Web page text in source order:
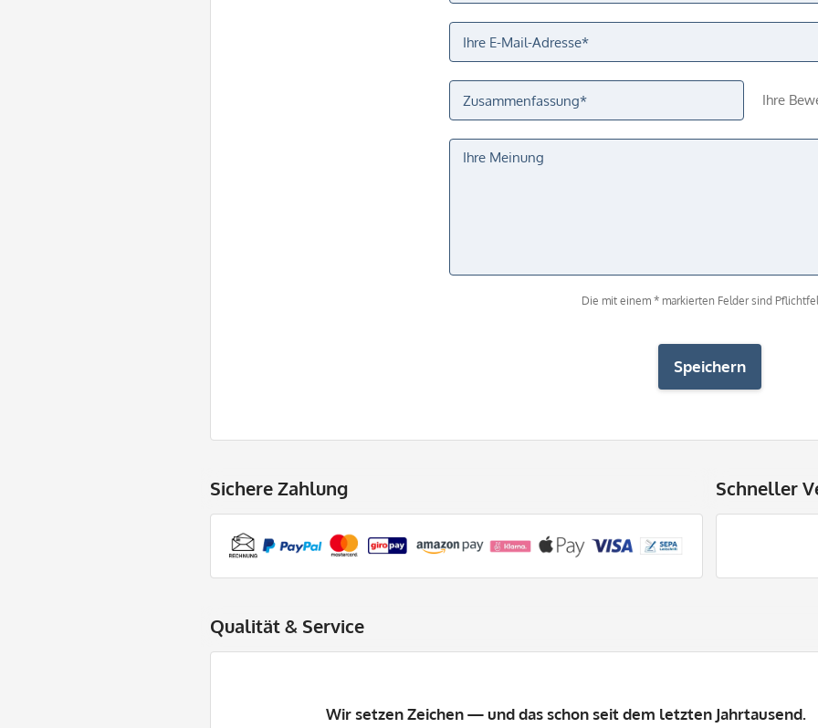
Ihre
Die mit einem * markierten Felder sind
Speichern
Sichere Zahlung Schneller
Qualität & Service
Wir setzen Zeichen — und das schon seit dem letzten Jahrtausend.